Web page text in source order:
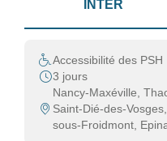
INTER
Accessibilité des PSH
3 jours
Nancy-Maxéville,
Saint-Dié-des-
sous-Froidmont,